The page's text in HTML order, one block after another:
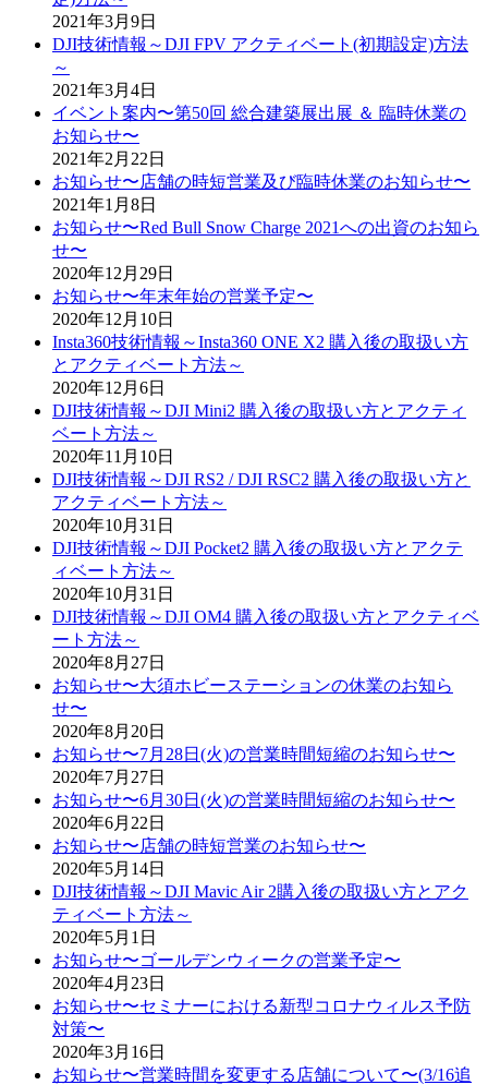
2021年3月9日
DJI技術情報～DJI FPV アクティベート(初期設定)方法
～
2021年3月4日
イベント案内〜第50回 総合建築展出展 ＆ 臨時休業の
お知らせ〜
2021年2月22日
お知らせ〜店舗の時短営業及び臨時休業のお知らせ〜
2021年1月8日
お知らせ〜Red Bull Snow Charge 2021への出資のお知ら
せ〜
2020年12月29日
お知らせ〜年末年始の営業予定〜
2020年12月10日
Insta360技術情報～Insta360 ONE X2 購入後の取扱い方
とアクティベート方法～
2020年12月6日
DJI技術情報～DJI Mini2 購入後の取扱い方とアクティ
ベート方法～
2020年11月10日
DJI技術情報～DJI RS2 / DJI RSC2 購入後の取扱い方と
アクティベート方法～
2020年10月31日
DJI技術情報～DJI Pocket2 購入後の取扱い方とアクテ
ィベート方法～
2020年10月31日
DJI技術情報～DJI OM4 購入後の取扱い方とアクティベ
ート方法～
2020年8月27日
お知らせ〜大須ホビーステーションの休業のお知ら
せ〜
2020年8月20日
お知らせ〜7月28日(火)の営業時間短縮のお知らせ〜
2020年7月27日
お知らせ〜6月30日(火)の営業時間短縮のお知らせ〜
2020年6月22日
お知らせ〜店舗の時短営業のお知らせ〜
2020年5月14日
DJI技術情報～DJI Mavic Air 2購入後の取扱い方とアク
ティベート方法～
2020年5月1日
お知らせ〜ゴールデンウィークの営業予定〜
2020年4月23日
お知らせ〜セミナーにおける新型コロナウィルス予防
対策〜
2020年3月16日
お知らせ〜営業時間を変更する店舗について〜(3/16追